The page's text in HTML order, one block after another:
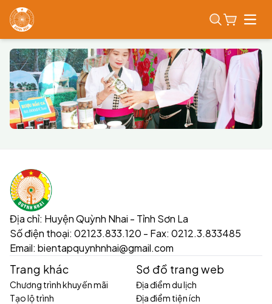
Địa chỉ: Huyện Quỳnh Nhai - Tỉnh Sơn La
Số điện thoại: 02123.833.120 - Fax: 0212.3.833485
Email: bientapquynhnhai@gmail.com
Trang khác
Chương trình khuyến mãi
Tạo lộ trình
Sơ đồ trang web
Địa điểm du lịch
Địa điểm tiện ích